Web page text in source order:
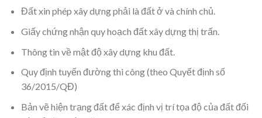
Đất xin phép xây dựng phải là đất ở và chính chủ.
Giấy chứng nhận quy hoạch đất xây dựng thị trấn.
Thông tin về mật độ xây dựng khu đất.
Quy định tuyến đường thi công (theo Quyết định số
36/2015/QĐ)
Bản vẽ hiện trạng đất để xác định vị trí tọa độ của đất đối